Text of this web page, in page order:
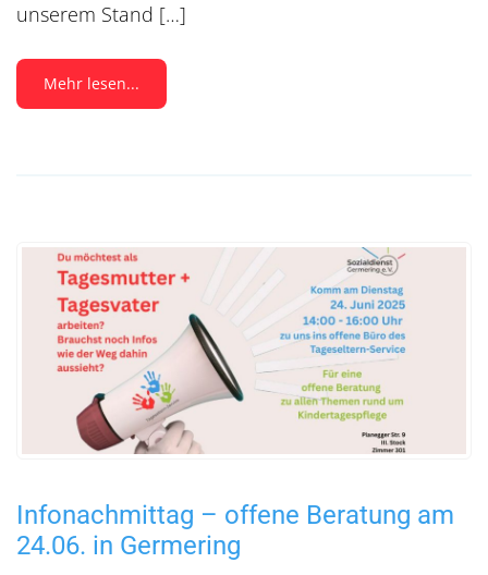
unserem Stand […]
Mehr lesen...
Infonachmittag – offene Beratung am
24.06. in Germering